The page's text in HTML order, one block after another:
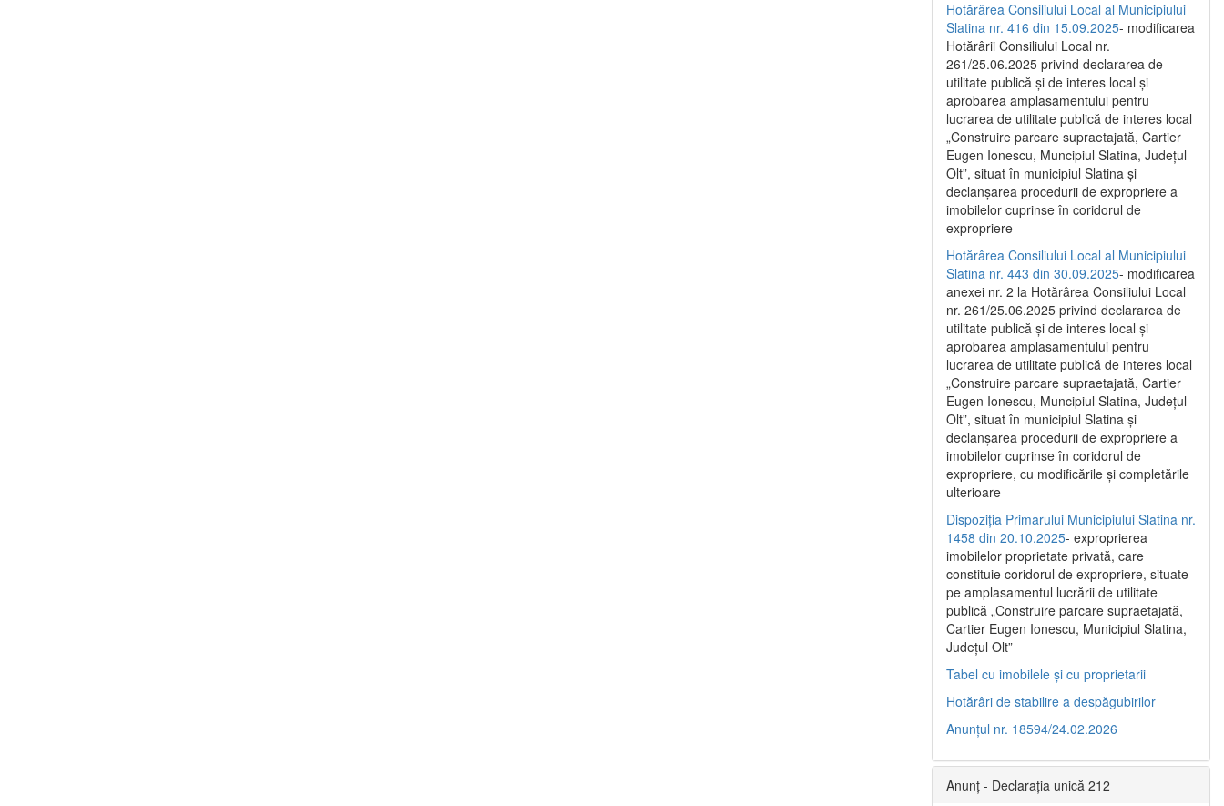
Hotărârea Consiliului Local al Municipiului
Slatina nr. 416 din 15.09.2025- modificarea
Hotărârii Consiliului Local nr.
261/25.06.2025 privind declararea de
utilitate publică și de interes local și
aprobarea amplasamentului pentru
lucrarea de utilitate publică de interes local
„Construire parcare supraetajată, Cartier
Eugen Ionescu, Muncipiul Slatina, Județul
Olt”, situat în municipiul Slatina și
declanșarea procedurii de expropriere a
imobilelor cuprinse în coridorul de
expropriere
Hotărârea Consiliului Local al Municipiului
Slatina nr. 443 din 30.09.2025- modificarea
anexei nr. 2 la Hotărârea Consiliului Local
nr. 261/25.06.2025 privind declararea de
utilitate publică şi de interes local şi
aprobarea amplasamentului pentru
lucrarea de utilitate publică de interes local
„Construire parcare supraetajată, Cartier
Eugen Ionescu, Muncipiul Slatina, Judeţul
Olt”, situat în municipiul Slatina şi
declanşarea procedurii de expropriere a
imobilelor cuprinse în coridorul de
expropriere, cu modificările şi completările
ulterioare
Dispoziția Primarului Municipiului Slatina nr.
1458 din 20.10.2025- exproprierea
imobilelor proprietate privată, care
constituie coridorul de expropriere, situate
pe amplasamentul lucrării de utilitate
publică „Construire parcare supraetajată,
Cartier Eugen Ionescu, Municipiul Slatina,
Județul Olt”
Tabel cu imobilele și cu proprietarii
Hotărâri de stabilire a despăgubirilor
Anunțul nr. 18594/24.02.2026
Anunț - Declarația unică 212